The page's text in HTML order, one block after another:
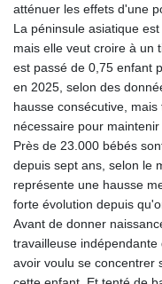
atténuer les effets d'une
La péninsule asiatique
mais elle veut croire à un
est passé de 0,75 enfant
en 2025, selon des
hausse consécutive,
nécessaire pour
Près de 23.000 bébés
depuis sept ans, selon le
représente une hausse
forte évolution depuis
Avant de donner
travailleuse
avoir voulu se concentrer